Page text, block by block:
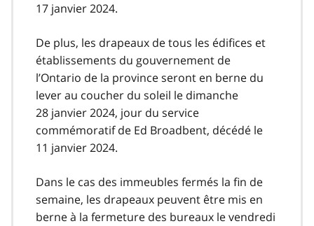
17 janvier 2024.
De plus, les drapeaux de tous les édifices et
établissements du gouvernement de
l’Ontario de la province seront en berne du
lever au coucher du soleil le dimanche
28 janvier 2024, jour du service
commémoratif de Ed Broadbent, décédé le
11 janvier 2024.
Dans le cas des immeubles fermés la fin de
semaine, les drapeaux peuvent être mis en
berne à la fermeture des bureaux le vendredi